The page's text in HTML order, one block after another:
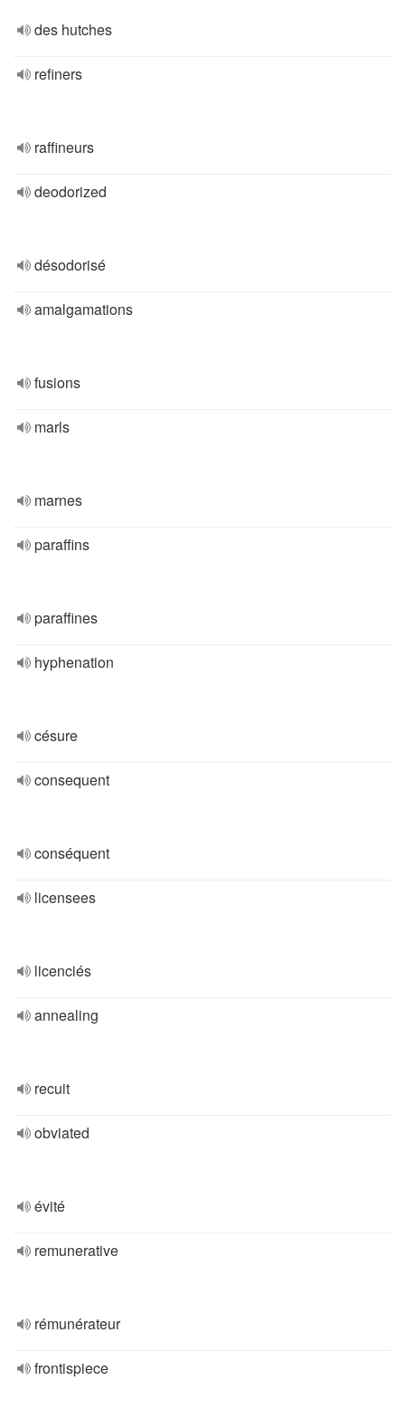
des hutches
refiners
raffineurs
deodorized
désodorisé
amalgamations
fusions
marls
marnes
paraffins
paraffines
hyphenation
césure
consequent
conséquent
licensees
licenciés
annealing
recuit
obviated
évité
remunerative
rémunérateur
frontispiece